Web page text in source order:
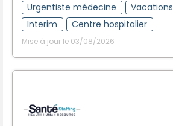
Urgentiste médecine Vacations
Interim
Centre hospitalier
Mise à jour le 03/08/2026